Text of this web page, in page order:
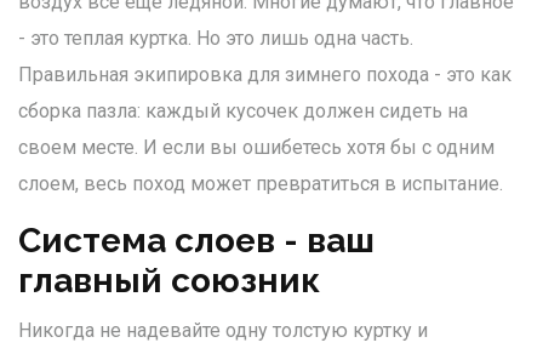
- это теплая куртка. Но это лишь одна часть.
Правильная экипировка для зимнего похода - это как
сборка пазла: каждый кусочек должен сидеть на
своем месте. И если вы ошибетесь хотя бы с одним
слоем, весь поход может превратиться в испытание.
Система слоев - ваш
главный союзник
Никогда не надевайте одну толстую куртку и